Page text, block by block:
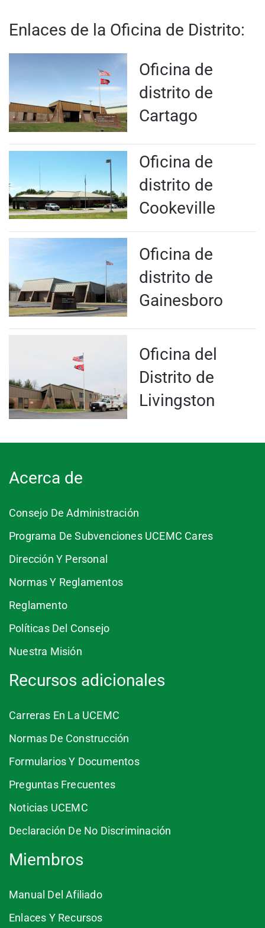
Enlaces de la Oficina de Distrito:
Oficina de
distrito de
Cartago
Oficina de
distrito de
Cookeville
Oficina de
distrito de
Gainesboro
Oficina del
Distrito de
Livingston
Acerca de
Consejo De Administración
Programa De Subvenciones UCEMC Cares
Dirección Y Personal
Normas Y Reglamentos
Reglamento
Políticas Del Consejo
Nuestra Misión
Recursos adicionales
Carreras En La UCEMC
Normas De Construcción
Formularios Y Documentos
Preguntas Frecuentes
Noticias UCEMC
Declaración De No Discriminación
Miembros
Manual Del Afiliado
Enlaces Y Recursos